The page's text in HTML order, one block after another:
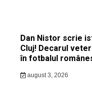
Dan Nistor scrie
Cluj! Decarul
în fotbalul
august 3, 2026